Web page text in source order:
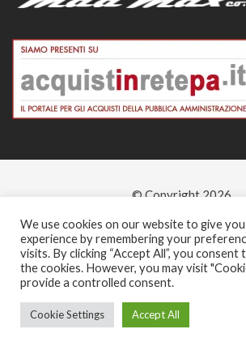
0
© Copyright 2026
-
We use cookies on our website to give
experience by remembering your
visits. By clicking “Accept All”, you
the cookies. However, you may visit
provide a controlled consent.
Cookie Settings Accept All